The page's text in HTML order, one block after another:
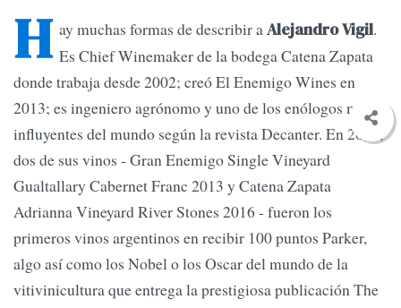
H ay muchas formas de describir aAlejandro Vigil.
Es Chief Winemaker de la bodega Catena Zapata
donde trabaja desde 2002; creó El Enemigo Wines en
2013; es ingeniero agrónomo y uno de los enólogos más
influyentes del mundo según la revista Decanter. En 2018,
dos de sus vinos - Gran Enemigo Single Vineyard
Gualtallary Cabernet Franc 2013 y Catena Zapata
Adrianna Vineyard River Stones 2016 - fueron los
primeros vinos argentinos en recibir 100 puntos Parker,
algo así como los Nobel o los Oscar del mundo de la
vitivinicultura que entrega la prestigiosa publicación The